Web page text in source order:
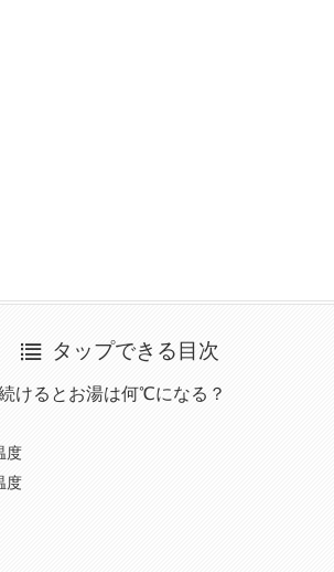
タップできる目次
けるとお湯は何℃になる？
度
度